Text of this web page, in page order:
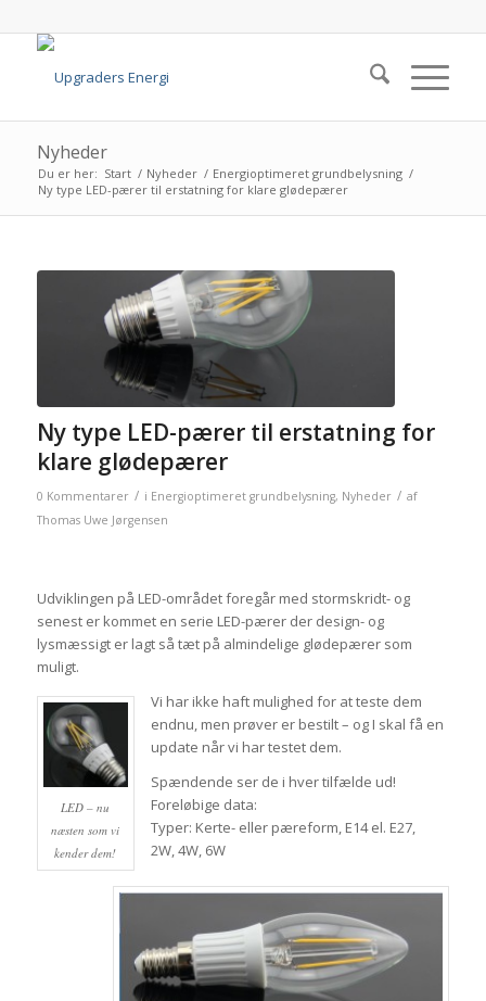
Nyheder
Du er her: Start / Nyheder / Energioptimeret grundbelysning /
Ny type LED-pærer til erstatning for klare glødepærer
Ny type LED-pærer til erstatning for
klare glødepærer
0 Kommentarer / i Energioptimeret grundbelysning, Nyheder / af
Thomas Uwe Jørgensen
Udviklingen på LED-området foregår med stormskridt- og
senest er kommet en serie LED-pærer der design- og
lysmæssigt er lagt så tæt på almindelige glødepærer som
muligt.
LED – nu
næsten som vi
kender dem!
Vi har ikke haft mulighed for at teste dem
endnu, men prøver er bestilt – og I skal få en
update når vi har testet dem.
Spændende ser de i hver tilfælde ud!
Foreløbige data:
Typer: Kerte- eller pæreform, E14 el. E27,
2W, 4W, 6W